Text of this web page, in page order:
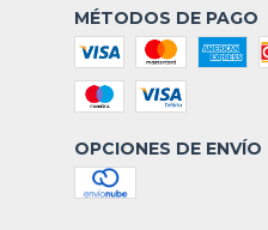
MÉTODOS DE PAGO
OPCIONES DE ENVÍO